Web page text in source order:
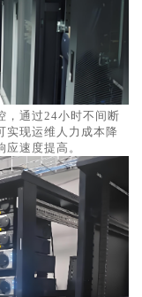
，通过24小时不间断
实现运维人力成本降
速度提高。